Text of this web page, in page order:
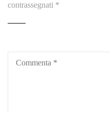
contrassegnati *